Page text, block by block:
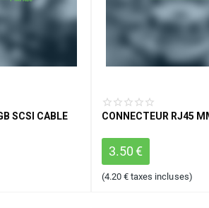
SCSI CABLE
CONNECTEUR RJ45
3.50 €
(4.20 € taxes incluses)